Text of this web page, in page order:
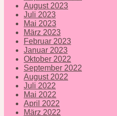
August 2023
Juli 2023
Mai 2023
März 2023
Februar 2023
Januar 2023
Oktober 2022
September 2022
August 2022
Juli 2022
Mai 2022
April 2022
März 2022